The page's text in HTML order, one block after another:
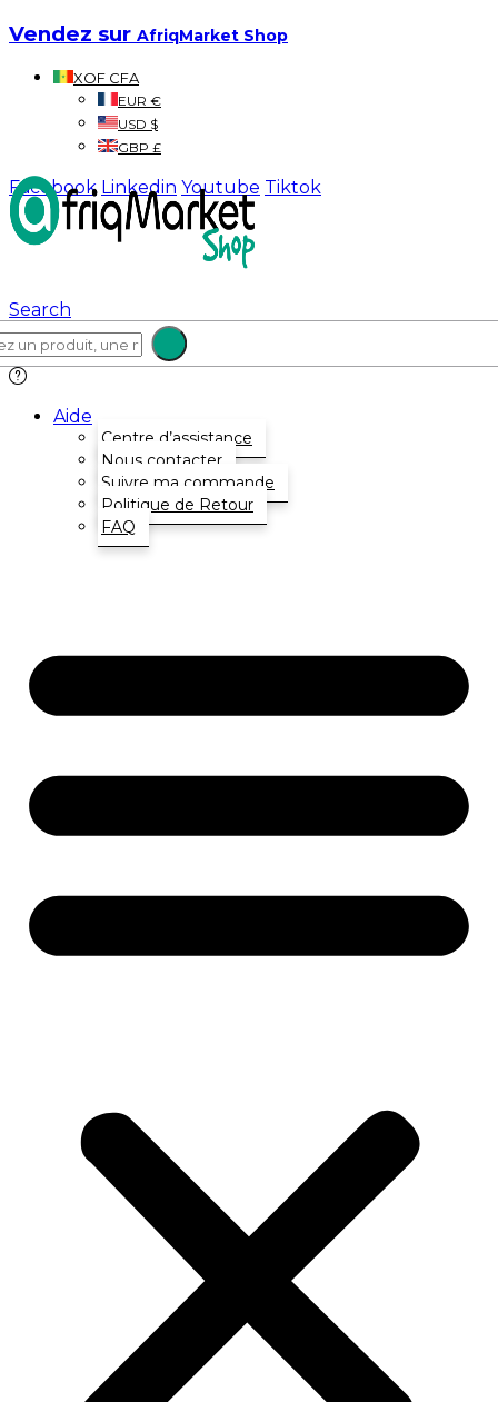
Vendez sur AfriqMarket Shop
XOF CFA
EUR €
USD $
GBP £
Facebook Linkedin Youtube Tiktok
Search
Aide
Centre d’assistance
Nous contacter
Suivre ma commande
Politique de Retour
FAQ